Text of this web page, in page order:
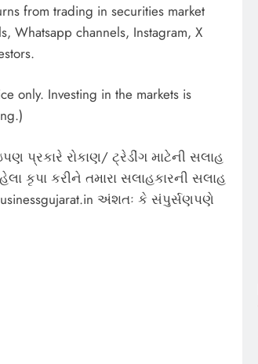
from trading in securities market
Whatsapp channels, Instagram, X
only. Investing in the markets is
પ્રકારે રોકાણ/ ટ્રેડીંગ માટેની સલાહ
કૃપા કરીને તમારા સલાહકારની સલાહ
અંશતઃ કે સંપુર્સણપણે